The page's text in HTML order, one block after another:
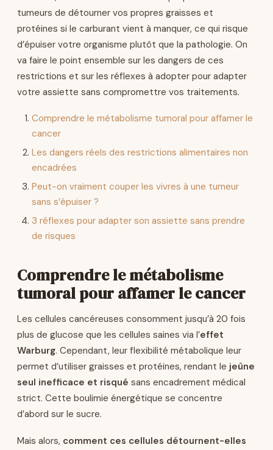
tumeurs de détourner vos propres graisses et
protéines si le carburant vient à manquer, ce qui risque
d’épuiser votre organisme plutôt que la pathologie. On
va faire le point ensemble sur les dangers de ces
restrictions et sur les réflexes à adopter pour adapter
votre assiette sans compromettre vos traitements.
Comprendre le métabolisme tumoral pour affamer le
cancer
Les dangers réels des restrictions alimentaires non
encadrées
Peut-on vraiment couper les vivres à une tumeur
sans s’épuiser ?
3 réflexes pour adapter son assiette sans prendre
de risques
Comprendre le métabolisme
tumoral pour affamer le cancer
Les cellules cancéreuses consomment jusqu’à 20 fois
plus de glucose que les cellules saines via l’effet
Warburg. Cependant, leur flexibilité métabolique leur
permet d’utiliser graisses et protéines, rendant le jeûne
seul inefficace et risqué sans encadrement médical
strict. Cette boulimie énergétique se concentre
d’abord sur le sucre.
Mais alors, comment ces cellules détournent-elles